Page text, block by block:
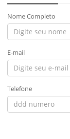
Nome Completo
E-mail
Telefone